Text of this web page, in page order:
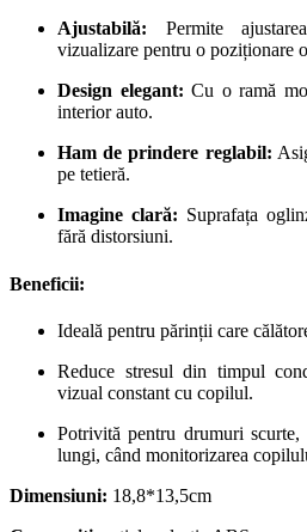
Ajustabilă: Permite
vizualizare pentru o poziționare
Design elegant: Cu o ramă
interior auto.
Ham de prindere reglabil:
pe tetieră.
Imagine clară: Suprafața
fără distorsiuni.
Beneficii:
Ideală pentru părinții care
Reduce stresul din timpul
vizual constant cu copilul.
Potrivită pentru drumuri
lungi, când monitorizarea
Dimensiuni: 18,8*13,5cm